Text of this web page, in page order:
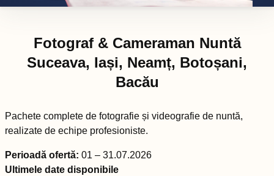
Fotograf & Cameraman Nuntă
Suceava, Iași, Neamț, Botoșani,
Bacău
Pachete complete de fotografie și videografie de nuntă,
realizate de echipe profesioniste.
Perioadă ofertă: 01 – 31.07.2026
Ultimele date disponibile